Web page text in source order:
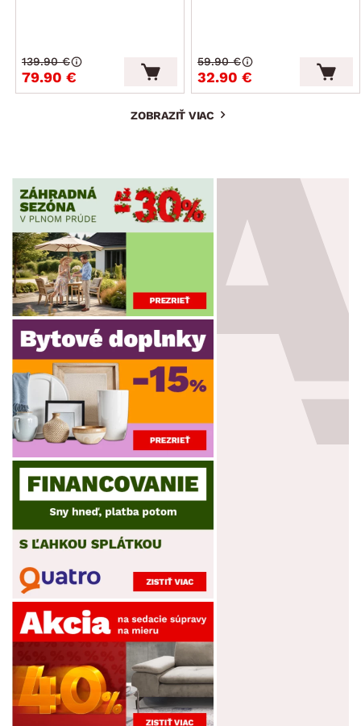
79.90 €
139.90 €
32.90 €
59.90 €
ZOBRAZIŤ VIAC